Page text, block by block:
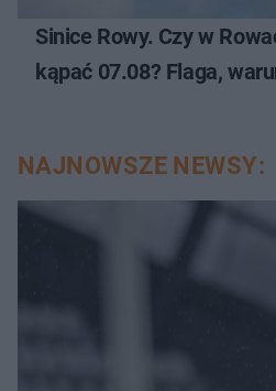
Sinice Rowy. Czy w
kąpać 07.08? Flaga,
NAJNOWSZE NEWSY: